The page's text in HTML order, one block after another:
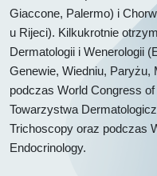
Giaccone, Palermo) i
u Rijeci). Kilkukrotnie
Dermatologii i Wenerologii
Genewie, Wiedniu, Paryżu,
podczas World Congress
Towarzystwa
Trichoscopy oraz podczas
Endocrinology.